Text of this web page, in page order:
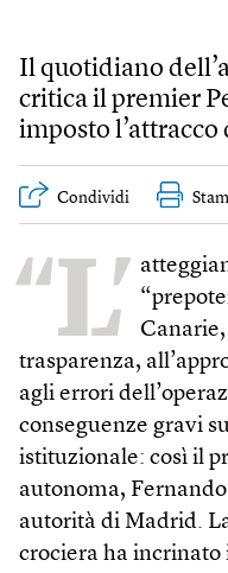
Il quotidiano
critica il premier
imposto
Condividi
“L’
trasparenza,
agli errori
conseguenze gravi
istituzionale: così il
autonoma,
autorità di Madrid.
crociera ha